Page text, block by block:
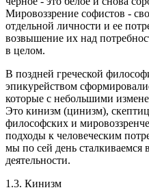
Мировоззрение софистов -
отдельной личности и ее
возвышение их над
в целом.
В поздней греческой
эпикурейством
которые с небольшими
Это кинизм (цинизм),
философских и
подходы к человеческим
мы по сей день сталкиваемся
деятельности.
1.3. Кинизм